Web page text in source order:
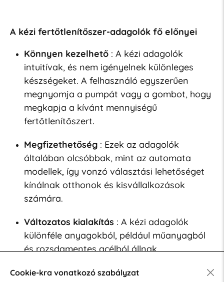
A kézi fertőtlenítőszer-adagolók fő előnyei
Könnyen kezelhető: A kézi adagolók
intuitívak, és nem igényelnek különleges
készségeket. A felhasználó egyszerűen
megnyomja a pumpát vagy a gombot, hogy
megkapja a kívánt mennyiségű
fertőtlenítőszert.
Megfizethetőség: Ezek az adagolók
általában olcsóbbak, mint az automata
modellek, így vonzó választási lehetőséget
kínálnak otthonok és kisvállalkozások
számára.
Változatos kialakítás : A kézi adagolók
különféle anyagokból, például műanyagból
és rozsdamentes acélból állnak
illeszkedjenek a különböző belső terekhez.
Cookie-kra vonatkozó szabályzat